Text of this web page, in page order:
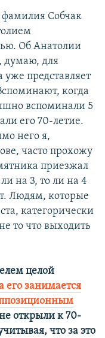
фамилия Собчак
Об Анатолии
думаю, для
уже представляет
когда
вспоминали 5
его 70-летие.
него я,
часто прохожу
приезжал
на 3, то ли на 4
Людям, которые
категорически
то что выходить
целой
его занимается
открыли к 70-
что за это